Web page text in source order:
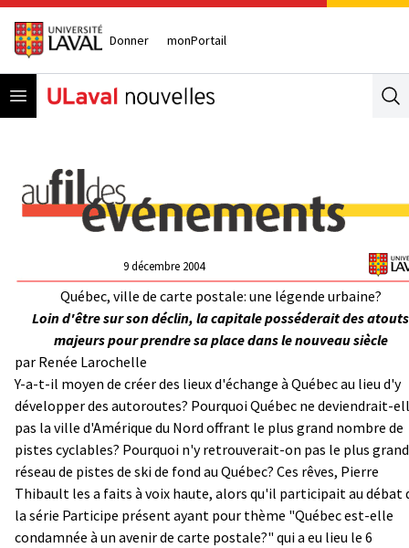
Donner monPortail
Open menu
9 décembre 2004
Québec, ville de carte postale: une légende urbaine?
Loin d'être sur son déclin, la capitale posséderait des atouts
majeurs pour prendre sa place dans le nouveau siècle
par Renée Larochelle
Y-a-t-il moyen de créer des lieux d'échange à Québec au lieu d'y
développer des autoroutes? Pourquoi Québec ne deviendrait-
pas la ville d'Amérique du Nord offrant le plus grand nombre de
pistes cyclables? Pourquoi n'y retrouverait-on pas le plus grand
réseau de pistes de ski de fond au Québec? Ces rêves, Pierre
Thibault les a faits à voix haute, alors qu'il participait au débat
la série Participe présent ayant pour thème "Québec est-elle
condamnée à un avenir de carte postale?" qui a eu lieu le 6